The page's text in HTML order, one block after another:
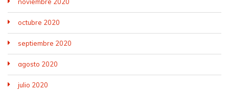
noviembre 2020
octubre 2020
septiembre 2020
agosto 2020
julio 2020